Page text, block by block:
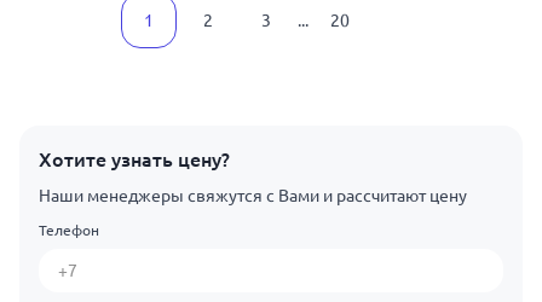
1 2 3 ... 20
Хотите узнать цену?
Наши менеджеры свяжутся с Вами и рассчитают цену
Телефон